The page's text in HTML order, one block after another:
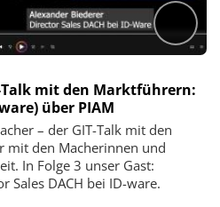
mit den Marktführern:
über PIAM
– der GIT-Talk mit den
mit den Macherinnen und
In Folge 3 unser Gast:
Sales DACH bei ID-ware.